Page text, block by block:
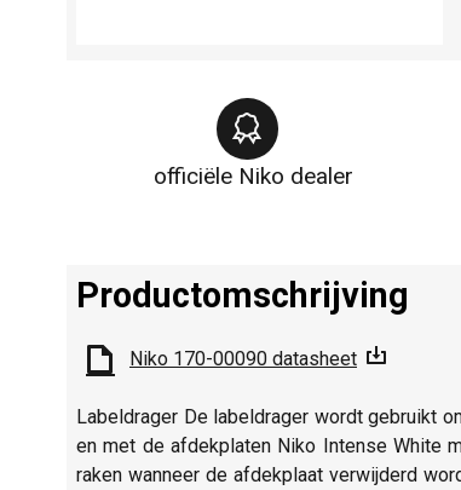
officiële Niko dealer
Productomschrijving
Niko 170-00090 datasheet
Labeldrager De labeldrager wordt gebruikt
en met de afdekplaten Niko Intense White
raken wanneer de afdekplaat verwijderd